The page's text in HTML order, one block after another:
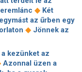
nyilvános
néven önálló
Marketplace:
és
Alapjaiban újítja
a Meta, a TikTok
◆ Két
az űrben egy
◆ Jönnek az
nem volt
böngészőből
elhinni elsőre,
kezünket az
Azonnal üzen a